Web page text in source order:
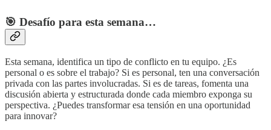
🎯 Desafío para esta semana…
Esta semana, identifica un tipo de conflicto en tu equipo. ¿Es
personal o es sobre el trabajo? Si es personal, ten una conversación
privada con las partes involucradas. Si es de tareas, fomenta una
discusión abierta y estructurada donde cada miembro exponga su
perspectiva. ¿Puedes transformar esa tensión en una oportunidad
para innovar?